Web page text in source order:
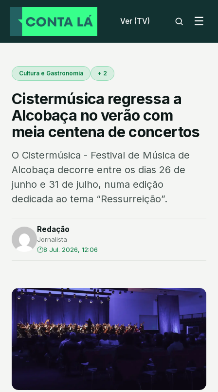
Ver (TV) ☰
Cultura e Gastronomia + 2
Cistermúsica regressa a
Alcobaça no verão com
meia centena de concertos
O Cistermúsica - Festival de Música de
Alcobaça decorre entre os dias 26 de
junho e 31 de julho, numa edição
dedicada ao tema “Ressurreição”.
Redação
Jornalista
8 Jul. 2026, 12:06